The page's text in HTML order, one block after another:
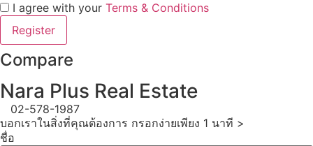
I agree with your Terms & Conditions
Register
Compare
Nara Plus Real Estate
02-578-1987
บอกเราในสิ่งที่คุณต้องการ กรอกง่ายเพียง 1 นาที >
ชื่อ